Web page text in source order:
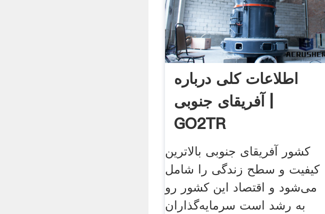
اطلاعات کلی درباره
آفریقای جنوبی |
GO2TR
کشور آفریقای جنوبی بالاترین
کیفیت و سطح زندگی را شامل
می‌شود و اقتصاد این کشور رو
به رشد است سرمایه‌گذاران